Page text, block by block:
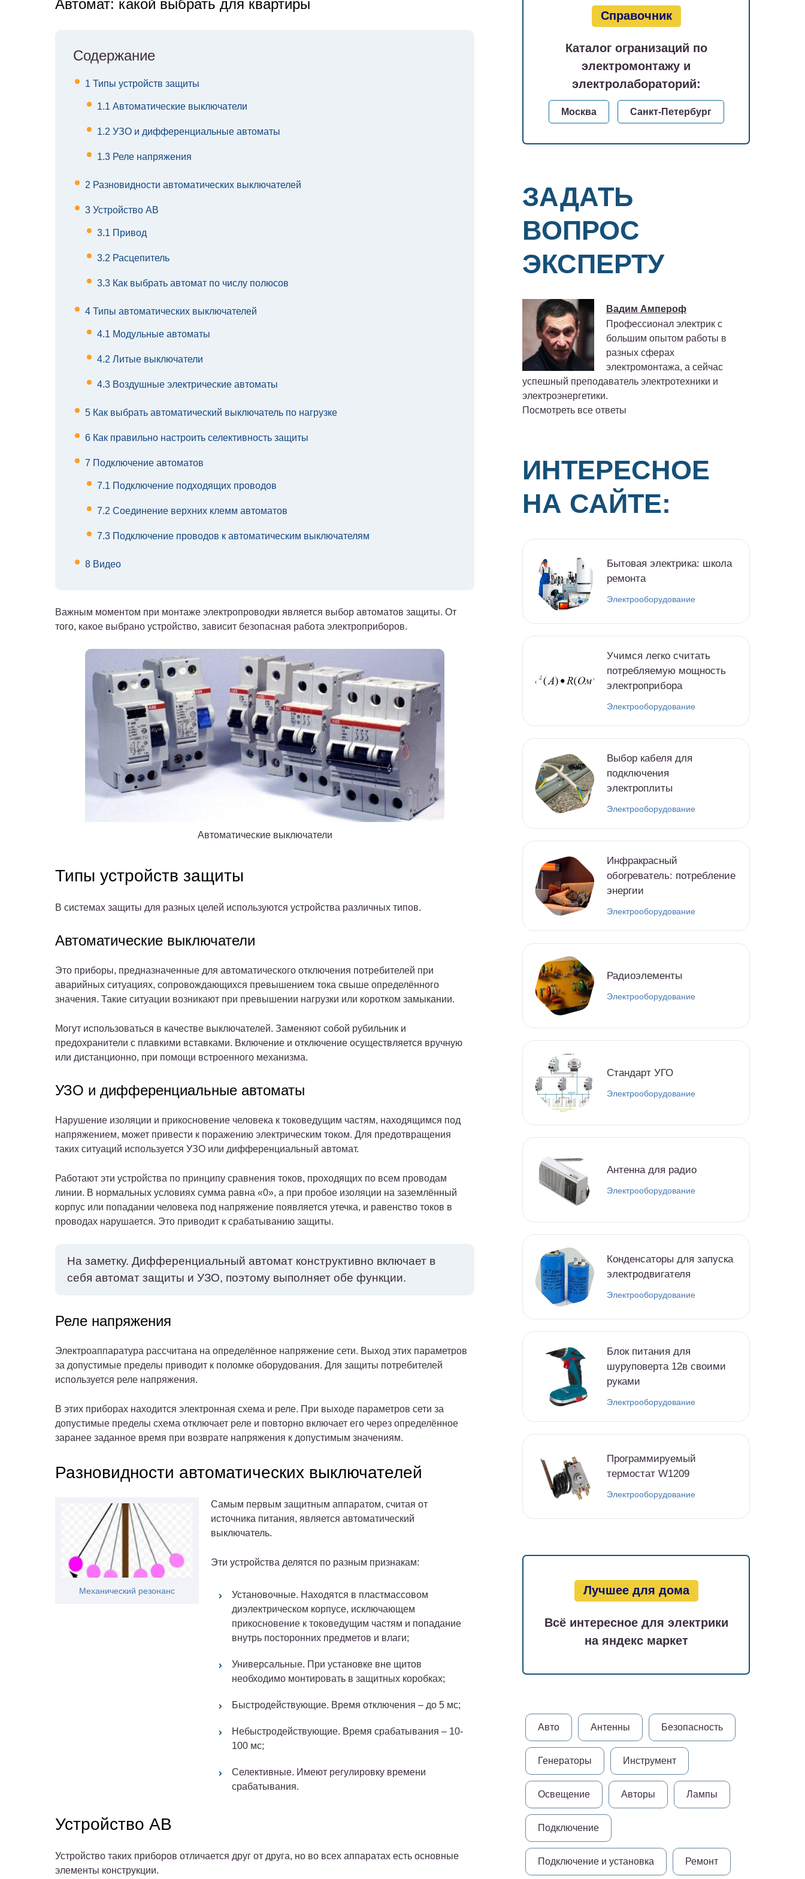
Автомат: какой выбрать для квартиры
Содержание
1 Типы устройств защиты
1.1 Автоматические выключатели
1.2 УЗО и дифференциальные автоматы
1.3 Реле напряжения
2 Разновидности автоматических выключателей
3 Устройство АВ
3.1 Привод
3.2 Расцепитель
3.3 Как выбрать автомат по числу полюсов
4 Типы автоматических выключателей
4.1 Модульные автоматы
4.2 Литые выключатели
4.3 Воздушные электрические автоматы
5 Как выбрать автоматический выключатель по нагрузке
6 Как правильно настроить селективность защиты
7 Подключение автоматов
7.1 Подключение подходящих проводов
7.2 Соединение верхних клемм автоматов
7.3 Подключение проводов к автоматическим выключателям
8 Видео
Важным моментом при монтаже электропроводки является выбор автоматов защиты. От
того, какое выбрано устройство, зависит безопасная работа электроприборов.
Автоматические выключатели
Типы устройств защиты
В системах защиты для разных целей используются устройства различных типов.
Автоматические выключатели
Это приборы, предназначенные для автоматического отключения потребителей при
аварийных ситуациях, сопровождающихся превышением тока свыше определённого
значения. Такие ситуации возникают при превышении нагрузки или коротком замыкании.
Могут использоваться в качестве выключателей. Заменяют собой рубильник и
предохранители с плавкими вставками. Включение и отключение осуществляется вручную
или дистанционно, при помощи встроенного механизма.
УЗО и дифференциальные автоматы
Нарушение изоляции и прикосновение человека к токоведущим частям, находящимся под
напряжением, может привести к поражению электрическим током. Для предотвращения
таких ситуаций используется УЗО или дифференциальный автомат.
Работают эти устройства по принципу сравнения токов, проходящих по всем проводам
линии. В нормальных условиях сумма равна «0», а при пробое изоляции на заземлённый
корпус или попадании человека под напряжение появляется утечка, и равенство токов в
проводах нарушается. Это приводит к срабатыванию защиты.
На заметку. Дифференциальный автомат конструктивно включает в
себя автомат защиты и УЗО, поэтому выполняет обе функции.
Реле напряжения
Электроаппаратура рассчитана на определённое напряжение сети. Выход этих параметров
за допустимые пределы приводит к поломке оборудования. Для защиты потребителей
используется реле напряжения.
В этих приборах находится электронная схема и реле. При выходе параметров сети за
допустимые пределы схема отключает реле и повторно включает его через определённое
заранее заданное время при возврате напряжения к допустимым значениям.
Разновидности автоматических выключателей
Механический резонанс
Самым первым защитным аппаратом, считая от
источника питания, является автоматический
выключатель.
Эти устройства делятся по разным признакам:
Установочные. Находятся в пластмассовом
диэлектрическом корпусе, исключающем
прикосновение к токоведущим частям и попадание
внутрь посторонних предметов и влаги;
Универсальные. При установке вне щитов
необходимо монтировать в защитных коробках;
Быстродействующие. Время отключения – до 5 мс;
Небыстродействующие. Время срабатывания – 10-
100 мс;
Селективные. Имеют регулировку времени
срабатывания.
Устройство АВ
Устройство таких приборов отличается друг от друга, но во всех аппаратах есть основные
элементы конструкции.
Справочник
Каталог огранизаций по
электромонтажу и
электролабораторий:
Москва Санкт-Петербург
ЗАДАТЬ
ВОПРОС
ЭКСПЕРТУ
Вадим Ампероф
Профессионал электрик с
большим опытом работы в
разных сферах
электромонтажа, а сейчас
успешный преподаватель электротехники и
электроэнергетики.
Посмотреть все ответы
ИНТЕРЕСНОЕ
НА САЙТЕ:
Бытовая электрика: школа
ремонта
Электрооборудование
Учимся легко считать
потребляемую мощность
электроприбора
Электрооборудование
Выбор кабеля для
подключения
электроплиты
Электрооборудование
Инфракрасный
обогреватель: потребление
энергии
Электрооборудование
Радиоэлементы
Электрооборудование
Стандарт УГО
Электрооборудование
Антенна для радио
Электрооборудование
Конденсаторы для запуска
электродвигателя
Электрооборудование
Блок питания для
шуруповерта 12в своими
руками
Электрооборудование
Программируемый
термостат W1209
Электрооборудование
Лучшее для дома
Всё интересное для электрики
на яндекс маркет
Авто Антенны Безопасность
Генераторы Инструмент
Освещение Авторы Лампы
Подключение
Подключение и установка Ремонт